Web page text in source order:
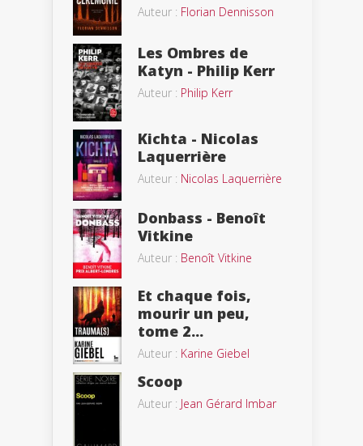
Auteur : Florian Dennisson
Les Ombres de
Katyn - Philip Kerr
Auteur : Philip Kerr
Kichta - Nicolas
Laquerrière
Auteur : Nicolas Laquerrière
Donbass - Benoît
Vitkine
Auteur : Benoît Vitkine
Et chaque fois,
mourir un peu,
tome 2...
Auteur : Karine Giebel
Scoop
Auteur : Jean Gérard Imbar